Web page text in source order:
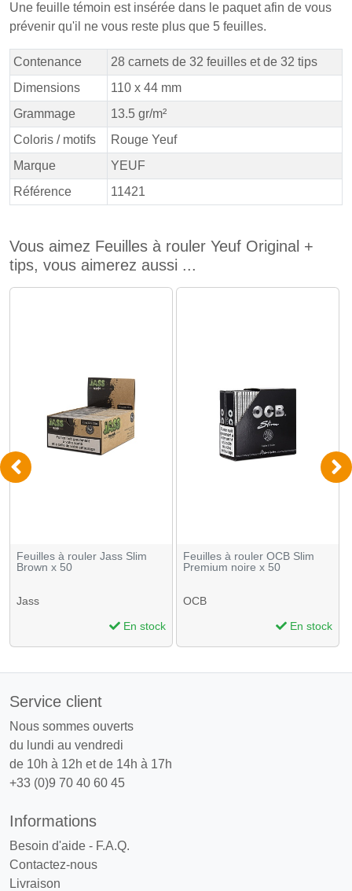
Une feuille témoin est insérée dans le paquet afin de vous
prévenir qu'il ne vous reste plus que 5 feuilles.
Contenance
28 carnets de 32 feuilles et de 32 tips
Dimensions
110 x 44 mm
Grammage
13.5 gr/m²
Coloris / motifs
Rouge Yeuf
Marque
YEUF
Référence
11421
Vous aimez Feuilles à rouler Yeuf Original +
tips, vous aimerez aussi ...
Feuilles à rouler Jass Slim
Brown x 50
Jass
En stock
Feuilles à rouler OCB Slim
Premium noire x 50
OCB
En stock
Service client
Nous sommes ouverts
du lundi au vendredi
de 10h à 12h et de 14h à 17h
+33 (0)9 70 40 60 45
Informations
Besoin d'aide - F.A.Q.
Contactez-nous
Livraison